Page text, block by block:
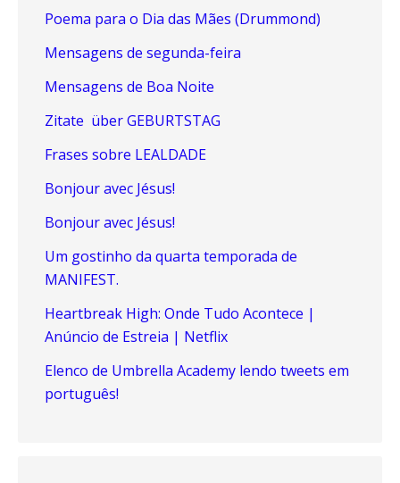
Poema para o Dia das Mães (Drummond)
Mensagens de segunda-feira
Mensagens de Boa Noite
Zitate über GEBURTSTAG
Frases sobre LEALDADE
Bonjour avec Jésus!
Bonjour avec Jésus!
Um gostinho da quarta temporada de
MANIFEST.
Heartbreak High: Onde Tudo Acontece |
Anúncio de Estreia | Netflix
Elenco de Umbrella Academy lendo tweets em
português!